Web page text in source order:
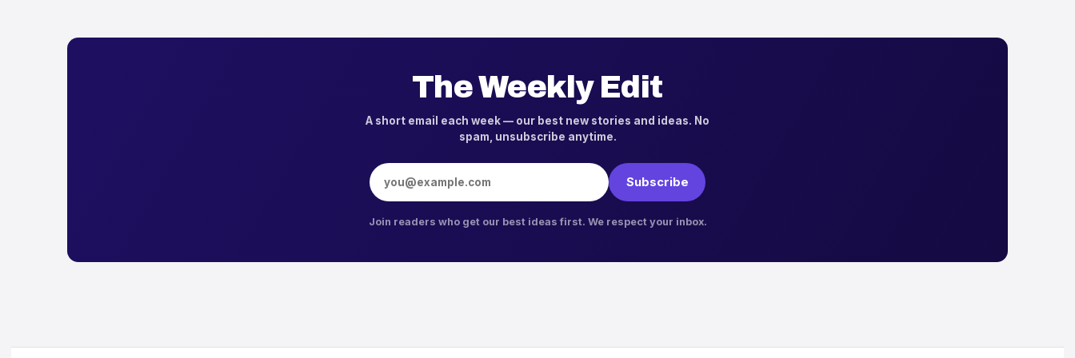
The Weekly Edit
A short email each week — our best new stories and ideas. No
spam, unsubscribe anytime.
Email address
Subscribe
Join readers who get our best ideas first. We respect your inbox.